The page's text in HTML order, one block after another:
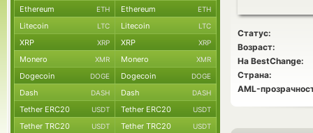
Статус:
Возраст:
На BestChange:
Страна:
AML-
Ethereum ETH Ethereum ETH
Litecoin LTC Litecoin LTC
XRP XRP XRP XRP
Monero XMR Monero XMR
Dogecoin DOGE Dogecoin DOGE
Dash DASH Dash DASH
Tether ERC20 USDT Tether ERC20 USDT
Tether TRC20 USDT Tether TRC20 USDT